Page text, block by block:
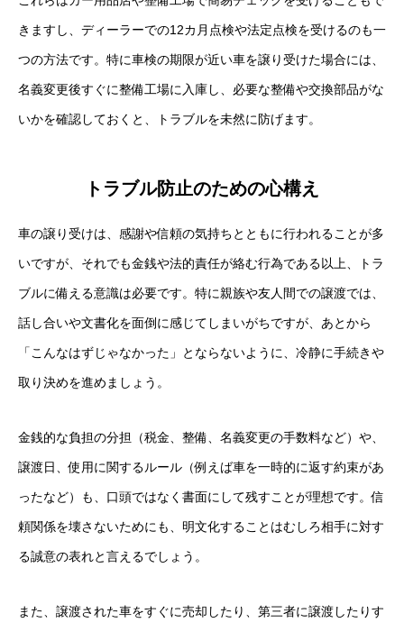
きますし、ディーラーでの12カ月点検や法定点検を受けるのも一
つの方法です。特に車検の期限が近い車を譲り受けた場合には、
名義変更後すぐに整備工場に入庫し、必要な整備や交換部品がな
いかを確認しておくと、トラブルを未然に防げます。
トラブル防止のための心構え
車の譲り受けは、感謝や信頼の気持ちとともに行われることが多
いですが、それでも金銭や法的責任が絡む行為である以上、トラ
ブルに備える意識は必要です。特に親族や友人間での譲渡では、
話し合いや文書化を面倒に感じてしまいがちですが、あとから
「こんなはずじゃなかった」とならないように、冷静に手続きや
取り決めを進めましょう。
金銭的な負担の分担（税金、整備、名義変更の手数料など）や、
譲渡日、使用に関するルール（例えば車を一時的に返す約束があ
ったなど）も、口頭ではなく書面にして残すことが理想です。信
頼関係を壊さないためにも、明文化することはむしろ相手に対す
る誠意の表れと言えるでしょう。
また、譲渡された車をすぐに売却したり、第三者に譲渡したりす